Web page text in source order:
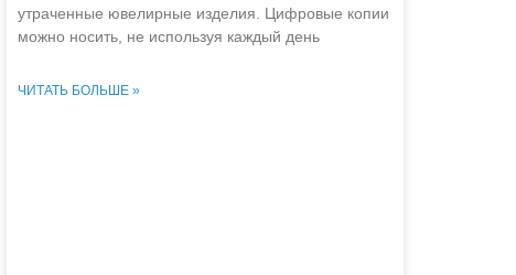
утраченные ювелирные изделия. Цифровые копии
можно носить, не используя каждый день
ЧИТАТЬ БОЛЬШЕ »